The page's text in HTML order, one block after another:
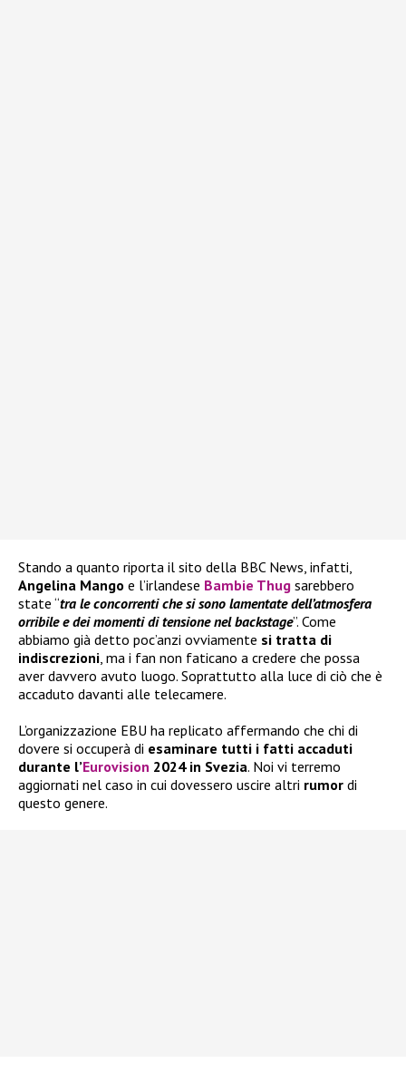
Stando a quanto riporta il sito della BBC News, infatti,
Angelina Mango e l’irlandese Bambie Thug sarebbero
state “tra le concorrenti che si sono lamentate dell’atmosfera
orribile e dei momenti di tensione nel backstage”. Come
abbiamo già detto poc’anzi ovviamente si tratta di
indiscrezioni , ma i fan non faticano a credere che possa
aver davvero avuto luogo. Soprattutto alla luce di ciò che è
accaduto davanti alle telecamere.
L’organizzazione EBU ha replicato affermando che chi di
dovere si occuperà di esaminare tutti i fatti accaduti
durante l’Eurovision 2024 in Svezia. Noi vi terremo
aggiornati nel caso in cui dovessero uscire altri rumor di
questo genere.